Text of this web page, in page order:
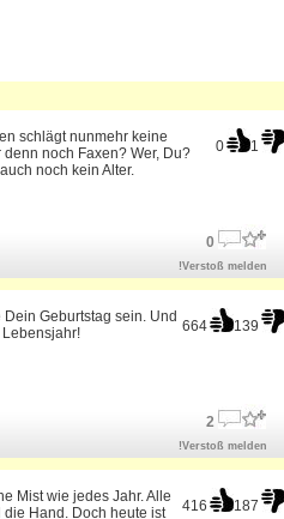
0 1
schlägt nunmehr keine
noch Faxen? Wer, Du?
noch kein Alter.
0
!Verstoß melden
664 139
Geburtstag sein. Und
2
!Verstoß melden
416 187
Mist wie jedes Jahr. Alle
Hand. Doch heute ist